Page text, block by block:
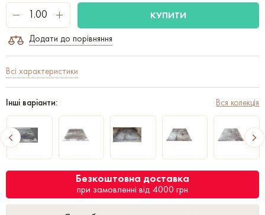
КУПИТИ
Додати до порівняння
Всі характеристики
Інші варіанти: Вся колекція
Безкоштовна доставка
при замовленні від 4000 грн